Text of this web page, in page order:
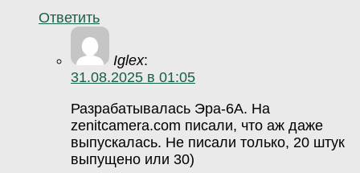
Ответить
Iglex:
31.08.2025 в 01:05
Разрабатывалась Эра-6А. На
zenitcamera.com писали, что аж даже
выпускалась. Не писали только, 20 штук
выпущено или 30)